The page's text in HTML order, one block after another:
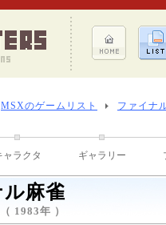
MSXのゲームリスト ファイナ
ャラクタ ギャラリー
麻雀
1983年 ）